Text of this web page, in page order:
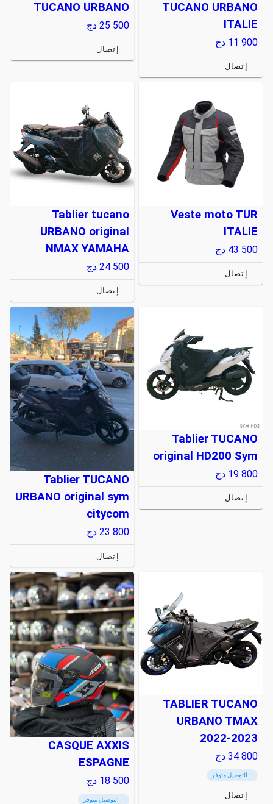
TUCANO URBANO
ITALIE
11 900 دج
إتصال
TUCANO URBANO
25 500 دج
إتصال
Veste moto TUR
ITALIE
43 500 دج
إتصال
Tablier tucano
URBANO original
NMAX YAMAHA
24 500 دج
إتصال
Tablier TUCANO
original HD200 Sym
19 800 دج
إتصال
Tablier TUCANO
URBANO original sym
citycom
23 800 دج
إتصال
TABLIER TUCANO
URBANO TMAX
2022-2023
34 800 دج
التوصيل متوفر
إتصال
CASQUE AXXIS
ESPAGNE
18 500 دج
التوصيل متوفر